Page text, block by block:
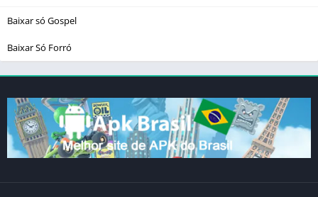
Baixar só Gospel
Baixar Só Forró